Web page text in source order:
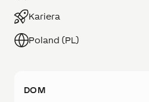
Kariera
Poland (PL)
DOM